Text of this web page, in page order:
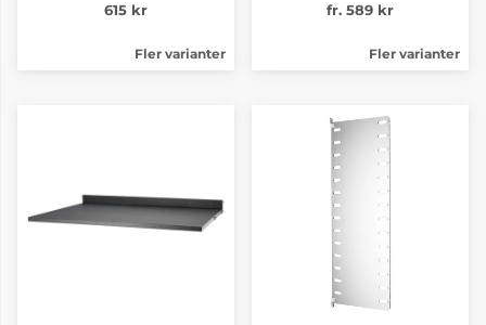
615 kr
Fler varianter
fr. 589 kr
Fler varianter